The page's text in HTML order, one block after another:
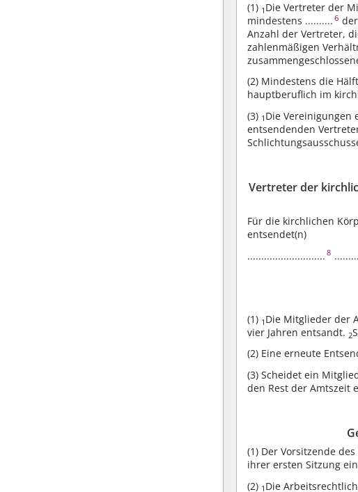
(1) 1 Die Vertreter der
mindestens .......... 6
Anzahl der Vertreter,
zahlenmäßigen
(2) Mindestens die
hauptberuflich im
(3) 1 Die Vereinigungen
entsendenden
Vertreter der
Für die kirchlichen
entsendet(n)
............................ 8
(1) 1 Die Mitglieder der
vier Jahren entsandt. 2
(2) Eine erneute
(3) Scheidet ein
den Rest der Amtszeit
(1) Der Vorsitzende
ihrer ersten Sitzung
(2) 1 Die